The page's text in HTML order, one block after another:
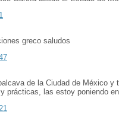
greco saludos
de la Ciudad de México y
prácticas, las estoy poniendo